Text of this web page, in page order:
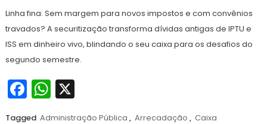
Linha fina: Sem margem para novos impostos e com convênios
travados? A securitização transforma dívidas antigas de IPTU e
ISS em dinheiro vivo, blindando o seu caixa para os desafios do
segundo semestre.
Facebook
WhatsApp
X
Tagged Administração Pública , Arrecadação , Caixa